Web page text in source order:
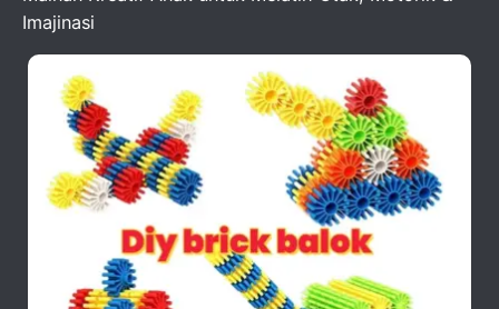
Imajinasi